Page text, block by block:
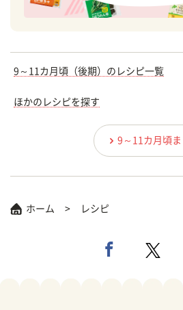
9～11カ月頃（後期）のレシピ一覧
ほかのレシピを探す
9～11カ月頃ま
ホーム レシピ